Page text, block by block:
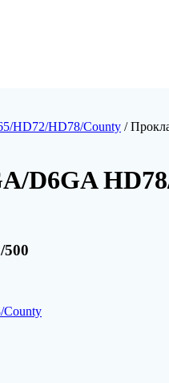
HD72/HD78/County /
D6GA
County